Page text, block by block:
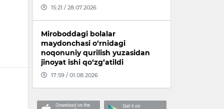
15:21 / 28.07.2026
Miroboddagi bolalar
maydonchasi o‘rnidagi
noqonuniy qurilish yuzasidan
jinoyat ishi qo‘zg‘atildi
17:59 / 01.08.2026